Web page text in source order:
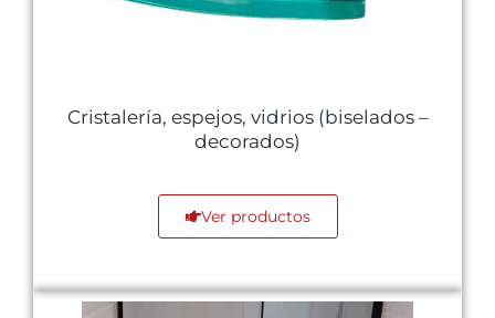
Cristalería, espejos, vidrios (biselados –
decorados)
Ver productos